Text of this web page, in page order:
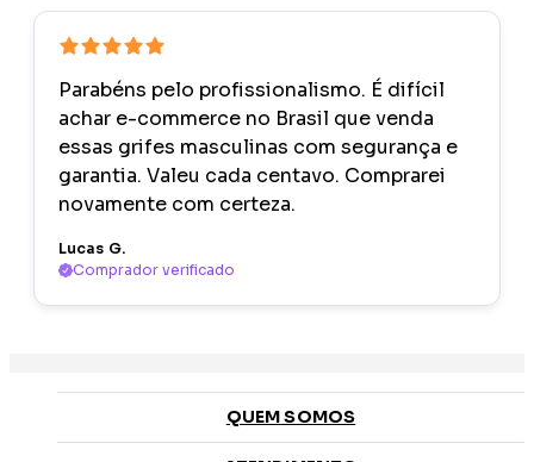
Parabéns pelo profissionalismo. É difícil
achar e-commerce no Brasil que venda
essas grifes masculinas com segurança e
garantia. Valeu cada centavo. Comprarei
novamente com certeza.
Lucas G.
Comprador verificado
QUEM SOMOS